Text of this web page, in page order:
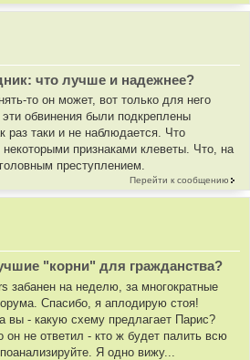
что лучше и надежнее?
то он может, вот только для него
обвинения были подкреплены
раз таки и не наблюдается. Что
признаками клеветы. Что, на
преступлением.
Перейти к сообщению
"корни" для гражданства?
забанен на неделю, за многократные
Спасибо, я аплодирую стоя!
вы - какую схему предлагает Парис?
он не ответил - кто ж будет палить всю
Я одно вижу...